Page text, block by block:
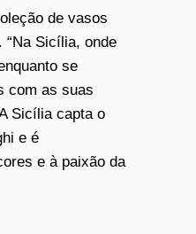
de vasos
Sicília, onde
se
com as suas
Sicília capta o
e é
e à paixão da